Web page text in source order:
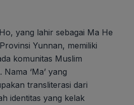
yang lahir sebagai Ma He
Yunnan, memiliki
komunitas Muslim
‘Ma’ yang
transliterasi dari
identitas yang kelak